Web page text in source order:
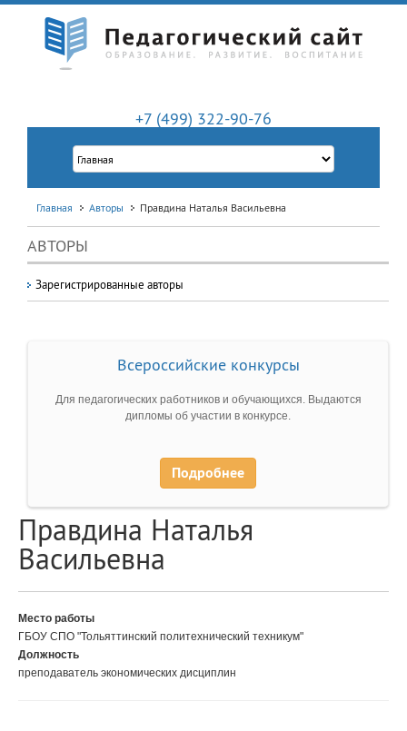
+7 (499) 322-90-76
Главная Авторы Правдина Наталья Васильевна
АВТОРЫ
Зарегистрированные авторы
Всероссийские конкурсы
Для педагогических работников и обучающихся. Выдаются
дипломы об участии в конкурсе.
Подробнее
Правдина Наталья
Васильевна
Место работы
ГБОУ СПО "Тольяттинский политехнический техникум"
Должность
преподаватель экономических дисциплин